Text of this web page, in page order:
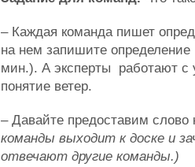
– Каждая команда пишет
на нем запишите определение
мин.). А эксперты работают с
понятие ветер.
– Давайте предоставим слово
команды выходит к доске и
отвечают другие команды.)